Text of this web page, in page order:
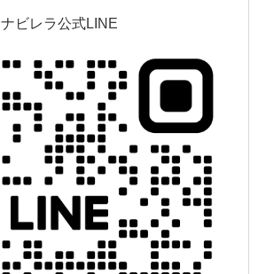
ナビレラ公式LINE